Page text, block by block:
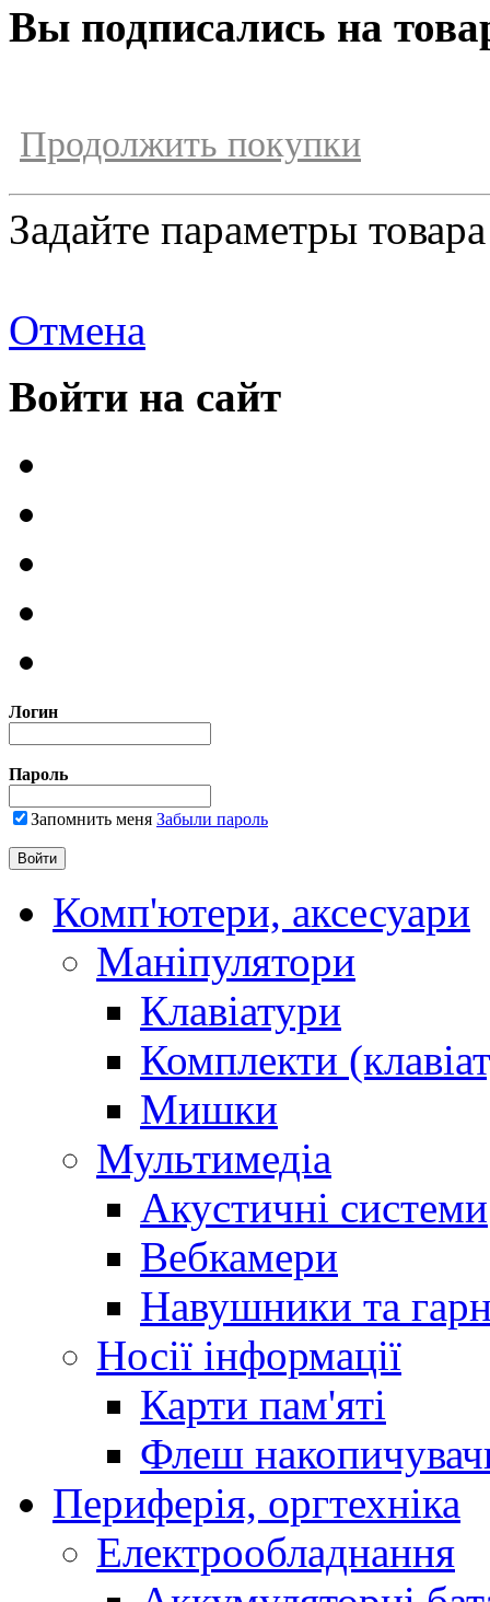
Вы подписались на
Продолжить покупки
Задайте параметры товара
Отмена
Войти на сайт
Логин
Пароль
Запомнить меня Забыли пароль
Комп'ютери, аксесуари
Маніпулятори
Клавіатури
Комплекти
Мишки
Мультимедіа
Акустичні системи
Вебкамери
Навушники та
Носії інформації
Карти пам'яті
Флеш
Периферія, оргтехніка
Електрообладнання